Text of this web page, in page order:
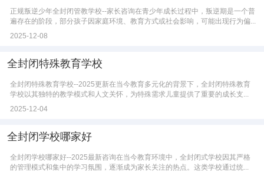
正规叛逆少年全封闭管教学校--家长咨询在青少年成长过程中，叛逆期是一个普
遍存在的阶段，部分孩子因家庭环境、教育方式或社会影响，可能出现行为偏...
2025-12-08
全封闭特殊教育学校
全封闭特殊教育学校--2025更新在当今教育多元化的背景下，全封闭特殊教育
学校以其独特的教学模式和人文关怀，为特殊需求儿童提供了重要的成长支...
2025-12-04
全封闭学校哪家好
全封闭学校哪家好--2025最新咨询在当今教育环境中，全封闭式学校因其严格
的管理模式和集中的学习氛围，逐渐成为家长关注的热点。这类学校通过统...